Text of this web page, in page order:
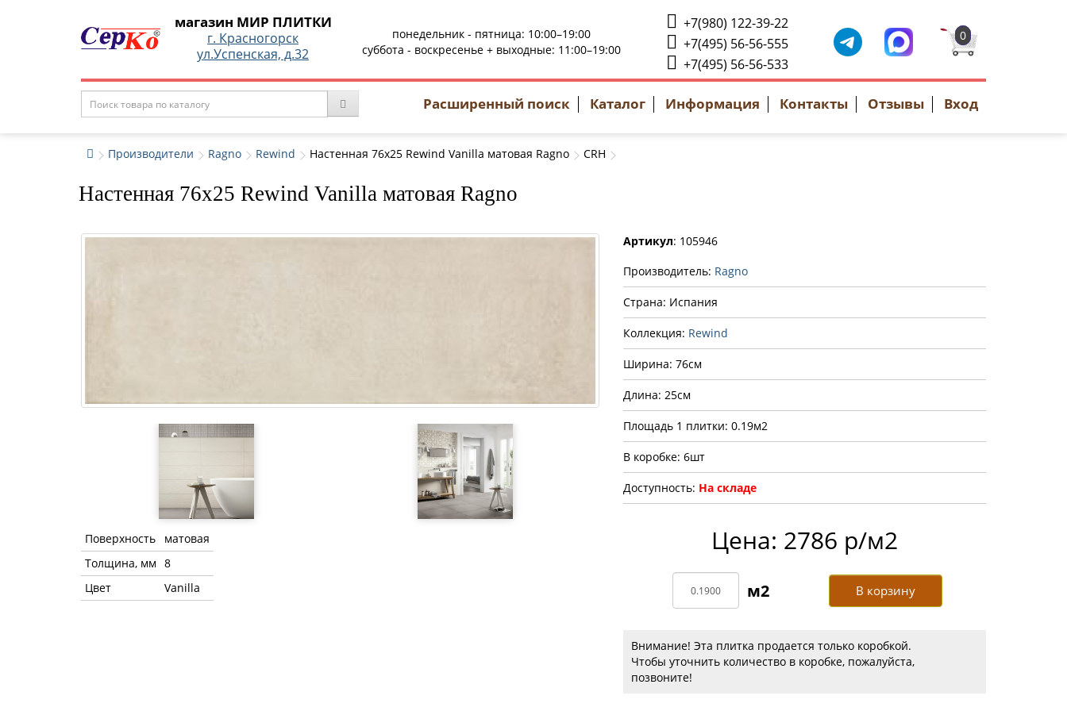
магазин МИР ПЛИТКИ
г. Красногорск
ул.Успенская, д.32
понедельник - пятница: 10:00–19:00
суббота - воскресенье + выходные: 11:00–19:00
+7(980) 122-39-22
+7(495) 56-56-555
+7(495) 56-56-533
0
Расширенный поиск Каталог Информация Контакты Отзывы Вход
Производители Ragno Rewind Настенная 76x25 Rewind Vanilla матовая Ragno CRH
Настенная 76x25 Rewind Vanilla матовая Ragno
Поверхность
матовая
Толщина, мм 8
Цвет
Vanilla
Артикул: 105946
Производитель: Ragno
Страна: Испания
Коллекция: Rewind
Ширина: 76см
Длина: 25см
Площадь 1 плитки: 0.19м2
В коробке: 6шт
Доступность: На складе
Цена: 2786 р/м2
В корзину
Внимание! Эта плитка продается только коробкой.
Чтобы уточнить количество в коробке, пожалуйста,
позвоните!